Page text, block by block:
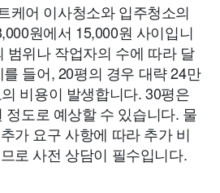
케어 이사청소와 입주청소의
원에서 15,000원 사이입니
범위나 작업자의 수에 따라 달
들어, 20평의 경우 대략 24만
비용이 발생합니다. 30평은
정도로 예상할 수 있습니다. 물
가 요구 사항에 따라 추가 비
로 사전 상담이 필수입니다.